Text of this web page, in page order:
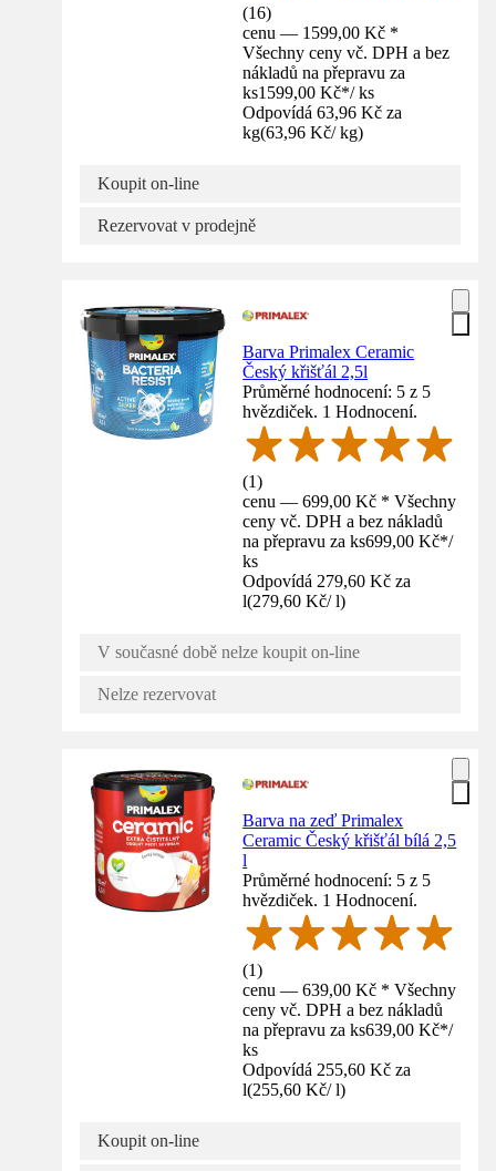
(16)
cenu — 1599,00 Kč *
Všechny ceny vč. DPH a bez
nákladů na přepravu za
ks1599,00 Kč*/ ks
Odpovídá 63,96 Kč za
kg(63,96 Kč/ kg)
Koupit on-line
Rezervovat v prodejně
Barva Primalex Ceramic
Český křišťál 2,5l
Průměrné hodnocení: 5 z 5
hvězdiček. 1 Hodnocení.
(1)
cenu — 699,00 Kč * Všechny
ceny vč. DPH a bez nákladů
na přepravu za ks699,00 Kč*/
ks
Odpovídá 279,60 Kč za
l(279,60 Kč/ l)
V současné době nelze koupit on-line
Nelze rezervovat
Barva na zeď Primalex
Ceramic Český křišťál bílá 2,5
l
Průměrné hodnocení: 5 z 5
hvězdiček. 1 Hodnocení.
(1)
cenu — 639,00 Kč * Všechny
ceny vč. DPH a bez nákladů
na přepravu za ks639,00 Kč*/
ks
Odpovídá 255,60 Kč za
l(255,60 Kč/ l)
Koupit on-line